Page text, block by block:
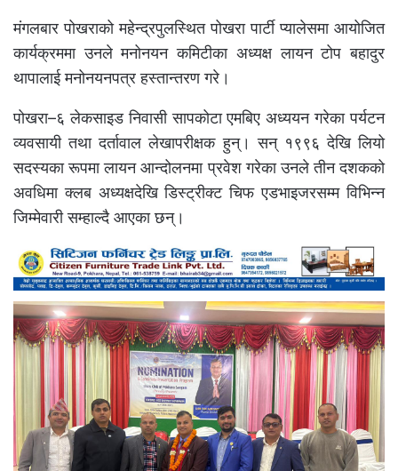
मंगलबार पोखराको महेन्द्रपुलस्थित पोखरा पार्टी प्यालेसमा आयोजित
कार्यक्रममा उनले मनोनयन कमिटीका अध्यक्ष लायन टोप बहादुर
थापालाई मनोनयनपत्र हस्तान्तरण गरे।
पोखरा–६ लेकसाइड निवासी सापकोटा एमबिए अध्ययन गरेका पर्यटन
व्यवसायी तथा दर्तावाल लेखापरीक्षक हुन्। सन् १९९६ देखि लियो
सदस्यका रूपमा लायन आन्दोलनमा प्रवेश गरेका उनले तीन दशकको
अवधिमा क्लब अध्यक्षदेखि डिस्ट्रीक्ट चिफ एडभाइजरसम्म विभिन्न
जिम्मेवारी सम्हाल्दै आएका छन्।